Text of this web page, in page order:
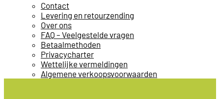
Contact
Levering en retourzending
Over ons
FAQ – Veelgestelde vragen
Betaalmethoden
Privacycharter
Wettelijke vermeldingen
Algemene verkoopsvoorwaarden